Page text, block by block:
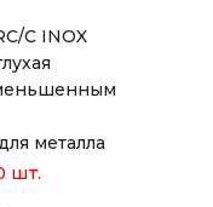
C INOX
металла
мм
шт.